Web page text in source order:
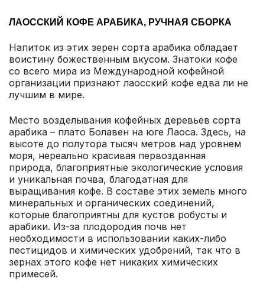
ЛАОССКИЙ КОФЕ АРАБИКА, РУЧНАЯ СБОРКА
Напиток из этих зерен сорта арабика обладает
воистину божественным вкусом. Знатоки кофе
со всего мира из Международной кофейной
организации признают лаосский кофе едва ли не
лучшим в мире.
Место возделывания кофейных деревьев сорта
арабика – плато Болавен на юге Лаоса. Здесь, на
высоте до полутора тысяч метров над уровнем
моря, нереально красивая первозданная
природа, благоприятные экологические условия
и уникальная почва, благодатная для
выращивания кофе. В составе этих земель много
минеральных и органических соединений,
которые благоприятны для кустов робусты и
арабики. Из-за плодородия почв нет
необходимости в использовании каких-либо
пестицидов и химических удобрений, так что в
зернах этого кофе нет никаких химических
примесей.